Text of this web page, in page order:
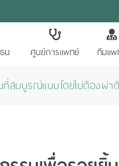
น ศูนย์การแพทย์ ทีมแ
สมบูรณ์แบบโดยไม่ต้องผ่า